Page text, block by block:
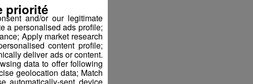
and/or our legitimate
a personalised ads profile;
Apply market research
content profile;
deliver ads or content.
data to offer following
geolocation data; Match
automatically-sent device
priorité